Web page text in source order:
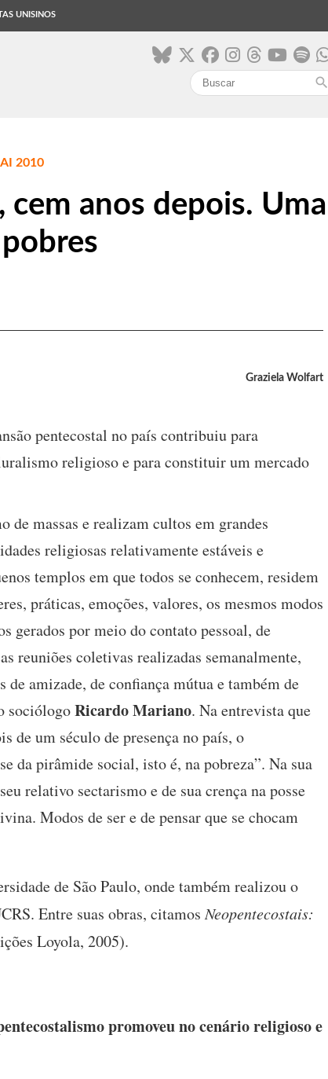
UNISINOS
search
2010
anos depois. Uma
Graziela Wolfart
pentecostal no país contribuiu para
religioso e para constituir um mercado
de massas e realizam cultos em grandes
religiosas relativamente estáveis e
templos em que todos se conhecem, residem
práticas, emoções, valores, os mesmos modos
gerados por meio do contato pessoal, de
reuniões coletivas realizadas semanalmente,
amizade, de confiança mútua e também de
sociólogoRicardo Mariano. Na entrevista que
de um século de presença no país, o
da pirâmide social, isto é, na pobreza”. Na sua
relativo sectarismo e de sua crença na posse
Modos de ser e de pensar que se chocam
de São Paulo, onde também realizou o
Entre suas obras, citamosNeopentecostais:
Loyola, 2005).
promoveu no cenário religioso e